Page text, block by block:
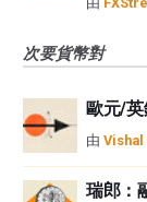
次要貨幣對
歐元/英
由 Vishal
瑞郎：